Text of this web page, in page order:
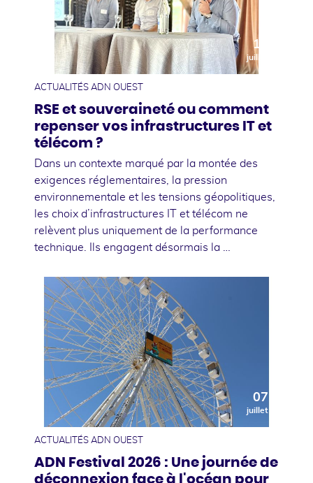
10
juillet
ACTUALITÉS ADN OUEST
RSE et souveraineté ou comment
repenser vos infrastructures IT et
télécom ?
Dans un contexte marqué par la montée des
exigences réglementaires, la pression
environnementale et les tensions géopolitiques,
les choix d’infrastructures IT et télécom ne
relèvent plus uniquement de la performance
technique. Ils engagent désormais la …
07
juillet
ACTUALITÉS ADN OUEST
ADN Festival 2026 : Une journée de
déconnexion face à l'océan pour